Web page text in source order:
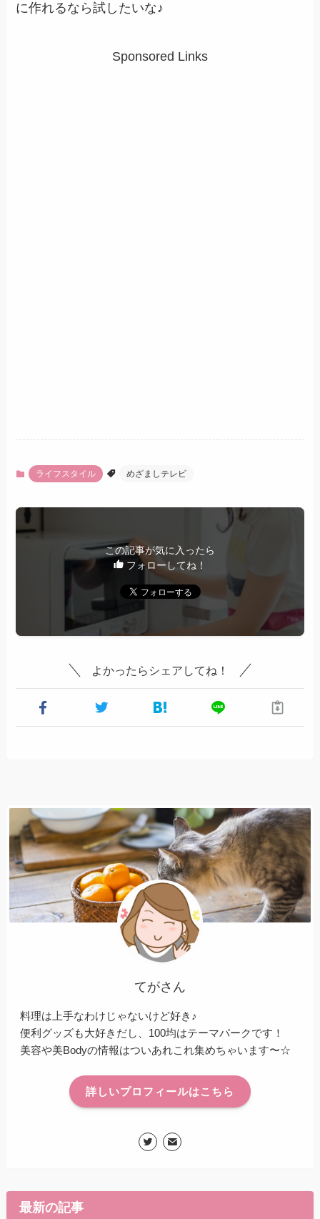
に作れるなら試したいな♪
Sponsored Links
ライフスタイル めざましテレビ
この記事が気に入ったら
フォローしてね！
よかったらシェアしてね！
てがさん
料理は上手なわけじゃないけど好き♪
便利グッズも大好きだし、100均はテーマパークです！
美容や美Bodyの情報はついあれこれ集めちゃいます〜☆
詳しいプロフィールはこちら
最新の記事